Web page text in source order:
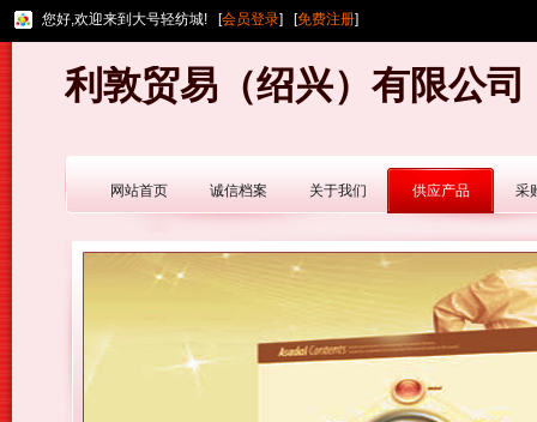
您好,欢迎来到大号轻纺城! [会员登录] [免费注册]
利敦贸易（绍兴）有限公司
网站首页 诚信档案 关于我们 供应产品 采